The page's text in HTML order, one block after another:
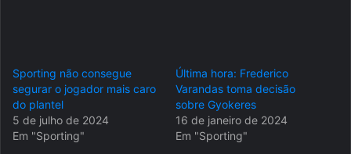
Sporting não consegue
segurar o jogador mais caro
do plantel
5 de julho de 2024
Em "Sporting"
Última hora: Frederico
Varandas toma decisão
sobre Gyokeres
16 de janeiro de 2024
Em "Sporting"